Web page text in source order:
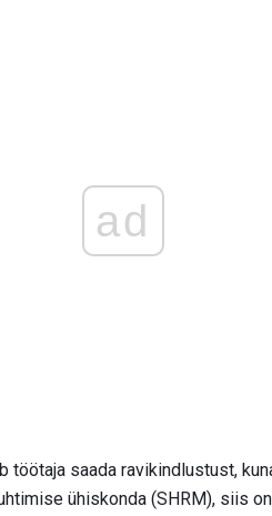
ad
töötaja saada ravikindlustust,
ühiskonda (SHRM), siis